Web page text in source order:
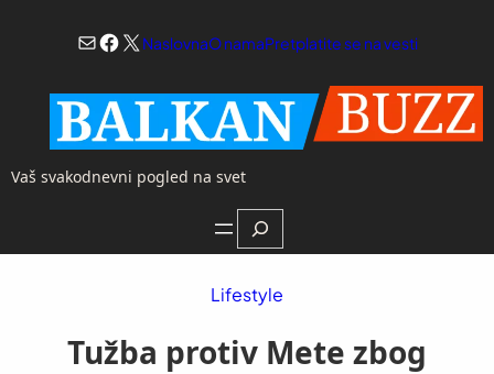
Mail
Facebook
X NaslovnaO namaPretplatite se na vesti
Vaš svakodnevni pogled na svet
Search
Lifestyle
Tužba protiv Mete zbog